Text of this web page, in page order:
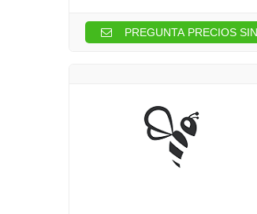
PREGUNTA PRECIOS